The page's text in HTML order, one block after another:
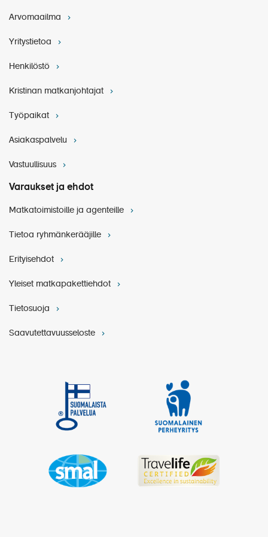
Vastaa käytännön matkajärjestelyistä
Matkanjohtaja on Kristinan edustaja matkalla
Henkilökohtainen matkavakuutus
matkan aikana
Arvomaailma
Yritystietoa
Henkilöstö
Kristinan matkanjohtajat
Työpaikat
Asiakaspalvelu
Vastuullisuus
Varaukset ja ehdot
Matkatoimistoille ja agenteille
Tietoa ryhmänkerääjille
Erityisehdot
Yleiset matkapakettiehdot
Tietosuoja
Saavutettavuusseloste